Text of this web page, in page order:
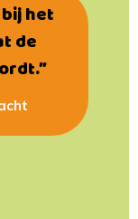
het
de